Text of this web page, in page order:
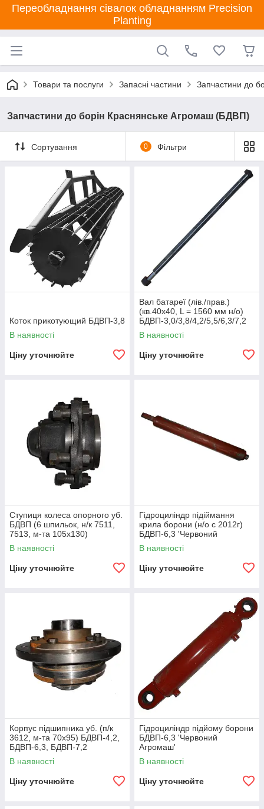
Переобладнання сівалок обладнанням Precision
Planting
Товари та послуги Запасні частини Запчастини до
Запчастини до борін Краснянське Агромаш (БДВП)
Сортування 0 Фільтри
Коток прикотующий БДВП-3,8
В наявності
Ціну уточнюйте
Вал батареї (лів./прав.)
(кв.40х40, L = 1560 мм н/о)
БДВП-3,0/3,8/4,2/5,5/6,3/7,2
'Краснянський агромаш'
В наявності
Ціну уточнюйте
Ступиця колеса опорного уб.
БДВП (6 шпильок, н/к 7511,
7513, м-та 105х130)
'Червоний агромаш'
В наявності
Ціну уточнюйте
Гідроциліндр підіймання
крила борони (н/о с 2012г)
БДВП-6,3 'Червоний
Агромаш'
В наявності
Ціну уточнюйте
Корпус підшипника уб. (п/к
3612, м-та 70х95) БДВП-4,2,
БДВП-6,3, БДВП-7,2
'Червоний агромаш'
В наявності
Ціну уточнюйте
Гідроциліндр підйому борони
БДВП-6,3 'Червоний
Агромаш'
В наявності
Ціну уточнюйте